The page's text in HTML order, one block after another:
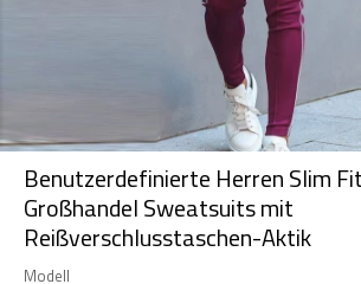
Benutzerdefinierte Herren Slim
Großhandel Sweatsuits mit
Reißverschlusstaschen-Aktik
Modell